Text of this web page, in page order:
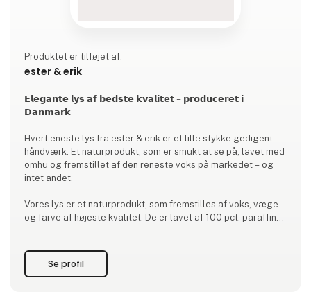
Produktet er tilføjet af:
ester & erik
𝗘𝗹𝗲𝗴𝗮𝗻𝘁𝗲 𝗹𝘆𝘀 𝗮𝗳 𝗯𝗲𝗱𝘀𝘁𝗲 𝗸𝘃𝗮𝗹𝗶𝘁𝗲𝘁 – 𝗽𝗿𝗼𝗱𝘂𝗰𝗲𝗿𝗲𝘁 𝗶
𝗗𝗮𝗻𝗺𝗮𝗿𝗸
Hvert eneste lys fra ester & erik er et lille stykke gedigent
håndværk. Et naturprodukt, som er smukt at se på, lavet med
omhu og fremstillet af den reneste voks på markedet – og
intet andet.
Vores lys er et naturprodukt, som fremstilles af voks, væge
og farve af højeste kvalitet. De er lavet af 100 pct. paraffin
er fremstillet af 100 pct. ren bomuld, og både råfarve og lak
Se profil